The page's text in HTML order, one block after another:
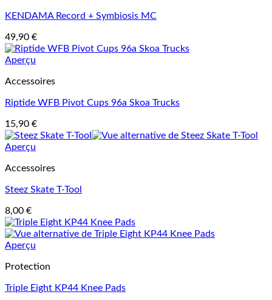
KENDAMA Record + Symbiosis MC
49,90 €
Aperçu
Accessoires
Riptide WFB Pivot Cups 96a Skoa Trucks
15,90 €
Aperçu
Accessoires
Steez Skate T-Tool
8,00 €
Aperçu
Protection
Triple Eight KP44 Knee Pads